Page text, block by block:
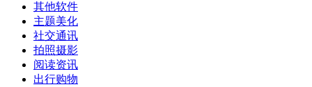
其他软件
主题美化
社交通讯
拍照摄影
阅读资讯
出行购物